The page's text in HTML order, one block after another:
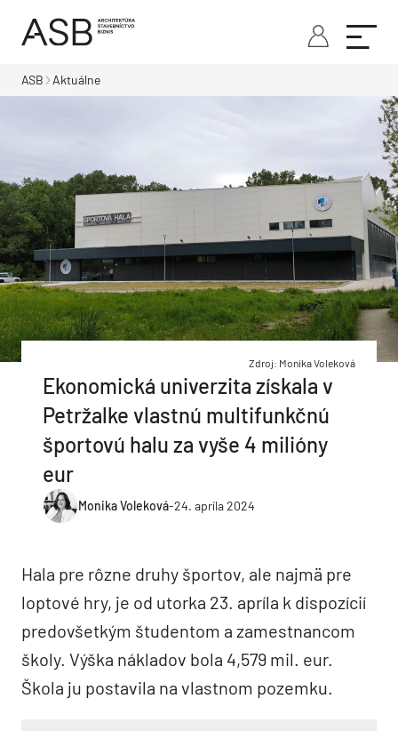
ASB Aktuálne
Zdroj: Monika Voleková
Ekonomická univerzita získala v
Petržalke vlastnú multifunkčnú
športovú halu za vyše 4 milióny
eur
Monika Voleková-24. apríla 2024
Hala pre rôzne druhy športov, ale najmä pre
loptové hry, je od utorka 23. apríla k dispozícií
predovšetkým študentom a zamestnancom
školy. Výška nákladov bola 4,579 mil. eur.
Škola ju postavila na vlastnom pozemku.